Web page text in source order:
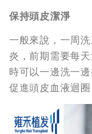
保持頭皮潔淨
一般來說，一周
炎，前期需要每
時可以一邊洗一
促進頭皮血液迴圈